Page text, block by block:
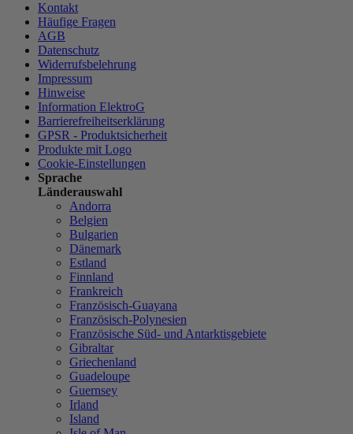
Kontakt
Häufige Fragen
AGB
Datenschutz
Widerrufsbelehrung
Impressum
Hinweise
Information ElektroG
Barrierefreiheitserklärung
GPSR - Produktsicherheit
Produkte mit Logo
Cookie-Einstellungen
Sprache
Länderauswahl
Andorra
Belgien
Bulgarien
Dänemark
Estland
Finnland
Frankreich
Französisch-Guayana
Französisch-Polynesien
Französische Süd- und Antarktisgebiete
Gibraltar
Griechenland
Guadeloupe
Guernsey
Irland
Island